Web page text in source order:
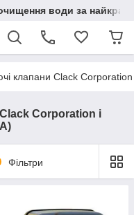
води за
клапани Clack
Corporation і
Фільтри